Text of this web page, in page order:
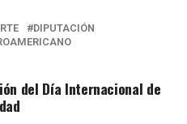
DIPUTACIÓN
del Día Internacional de